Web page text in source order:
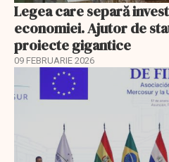
Legea care separă
economiei. Ajutor de
proiecte gigantice
09 FEBRUARIE 2026